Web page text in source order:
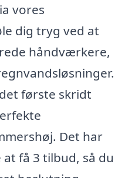
vores
dig tryg ved at
håndværkere,
første skridt
Det har
få 3 tilbud, så du